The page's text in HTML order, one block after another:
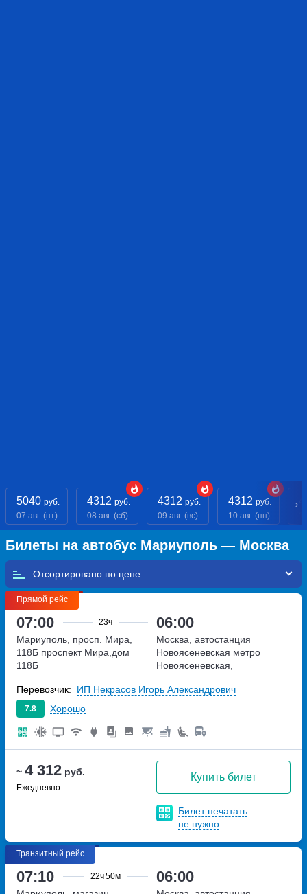
5040 руб.
07 авг. (пт)
4312 руб.
08 авг. (сб)
4312 руб.
09 авг. (вс)
4312 руб.
10 авг. (пн)
Билеты на автобус Мариуполь — Москва
Отсортировано по
Прямой рейс
07:00 23ч 06:00
~ 4 312 руб.
Ежедневно
Купить билет
Билет печатать
не нужно
Мариуполь, просп. Мира,
118Б проспект Мира,дом
118Б
Москва, автостанция
Новоясеневская метро
Новоясеневская,
владение 4
7.8 Хорошо
Перевозчик: ИП Некрасов Игорь Александрович
Транзитный рейс
07:10 22ч50м 06:00